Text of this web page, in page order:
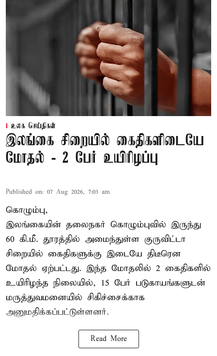
உலக செய்திகள்
இலங்கை சிறையில் கைதிகளிடையே
மோதல் - 2 பேர் உயிரிழப்பு
Published on: 07 Aug 2026, 7:03 am
கொழும்பு,
இலங்கையின் தலைநகர் கொழும்புவில் இருந்து
60 கி.மீ. தூரத்தில் அமைந்துள்ள குருவிட்டா
சிறையில் கைதிகளுக்கு இடையே திடீரென
மோதல் ஏற்பட்டது. இந்த மோதலில் 2 கைதிகளில்
உயிரிழந்த நிலையில், 15 பேர் படுகாயங்களுடன்
மருத்துவமனையில் சிகிச்சைக்காக
அனுமதிக்கப்பட்டுள்ளனர்.
Read More